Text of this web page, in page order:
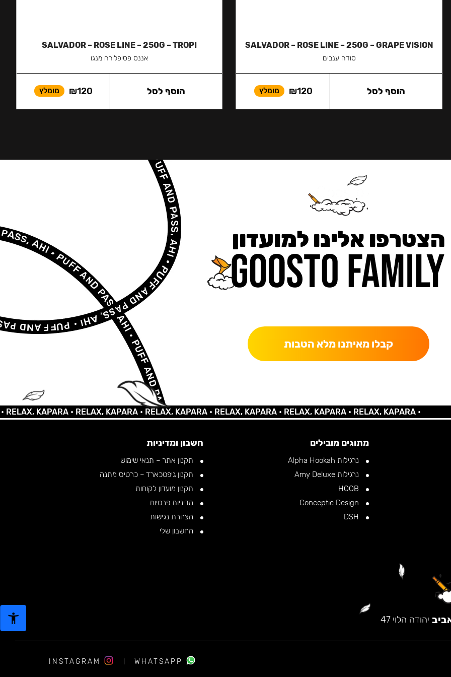
SALVADOR – ROSE LINE – 250G – GRAPE VISION
סודה ענבים
₪120 מומלץ הוסף לסל
SALVADOR – ROSE LINE – 250G – TROPI
אננס פסיפלורה מנגו
₪120 מומלץ הוסף לסל
הצטרפו אלינו למועדון
קבלו מאיתנו מלא הטבות
KAPARA •RELAX, KAPARA •RELAX, KAPARA •RELAX, KAPARA •RELAX, KAPARA •RELAX, KAPARA •
מתוגים מובילים
נרגילות Alpha Hookah
נרגילות Amy Deluxe
חשבון ומדיניות
תקנון אתר – תנאי שימוש
תקנון גיפטכארד – כרטיס מתנה
תקנון מועדון לקוחות
מדיניות פרטיות
הצהרת נגישות
החשבון שלי
יהודה הלוי 47
WHATSAPP
INSTAGRAM